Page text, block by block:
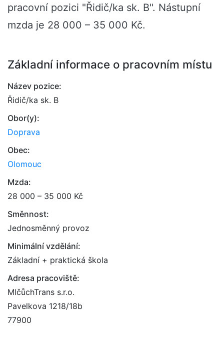
pracovní pozici "Řidič/ka sk. B". Nástupní
mzda je 28 000 – 35 000 Kč.
Základní informace o pracovním místu
Název pozice:
Řidič/ka sk. B
Obor(y):
Doprava
Obec:
Olomouc
Mzda:
28 000 – 35 000 Kč
Směnnost:
Jednosměnný provoz
Minimální vzdělání:
Základní + praktická škola
Adresa pracoviště:
MlčůchTrans s.r.o.
Pavelkova 1218/18b
77900